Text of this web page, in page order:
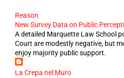
Reason
New Survey Data on Public
A detailed Marquette Law School
Court are modestly negative, but
enjoy majority public support.
La Crepa nel Muro